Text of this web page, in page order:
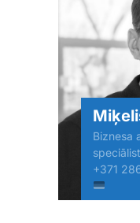
Biznesa
+371